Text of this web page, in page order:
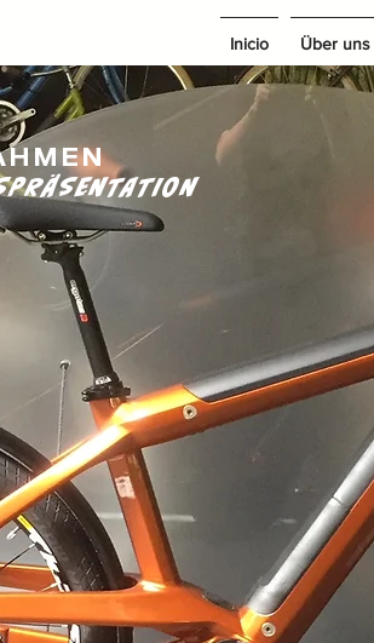
Inicio Über uns